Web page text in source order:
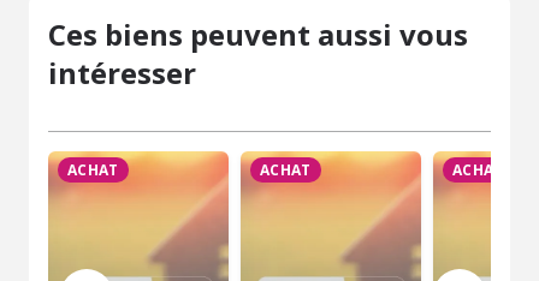
Ces biens peuvent aussi vous
intéresser
ACHAT ACHAT ACHAT